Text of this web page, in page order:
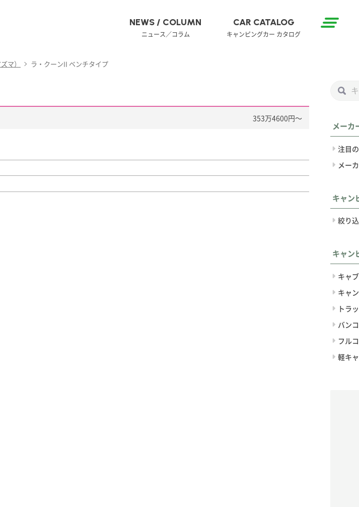
NEWS / COLUMN
ニュース／コラム
CAR CATALOG
キャンピングカー カタログ
マ） ラ・クーンII ベンチタイプ
353万4600円〜
メーカ
注目
メー
キャン
絞り
キャン
キャ
キャ
トラ
バン
フル
軽キ